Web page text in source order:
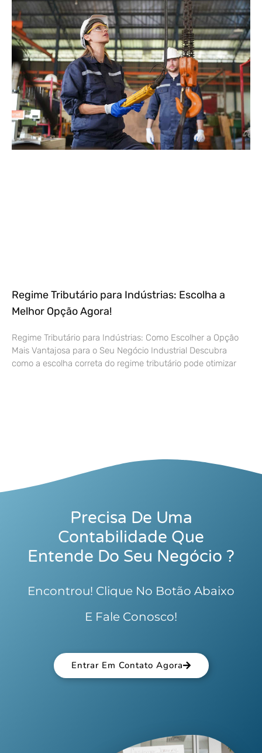
Regime Tributário para Indústrias: Escolha a
Melhor Opção Agora!
Regime Tributário para Indústrias: Como Escolher a Opção
Mais Vantajosa para o Seu Negócio Industrial Descubra
como a escolha correta do regime tributário pode otimizar
Precisa De Uma
Contabilidade Que
Entende Do Seu Negócio ?
Encontrou! Clique No Botão Abaixo
E Fale Conosco!
Entrar Em Contato Agora